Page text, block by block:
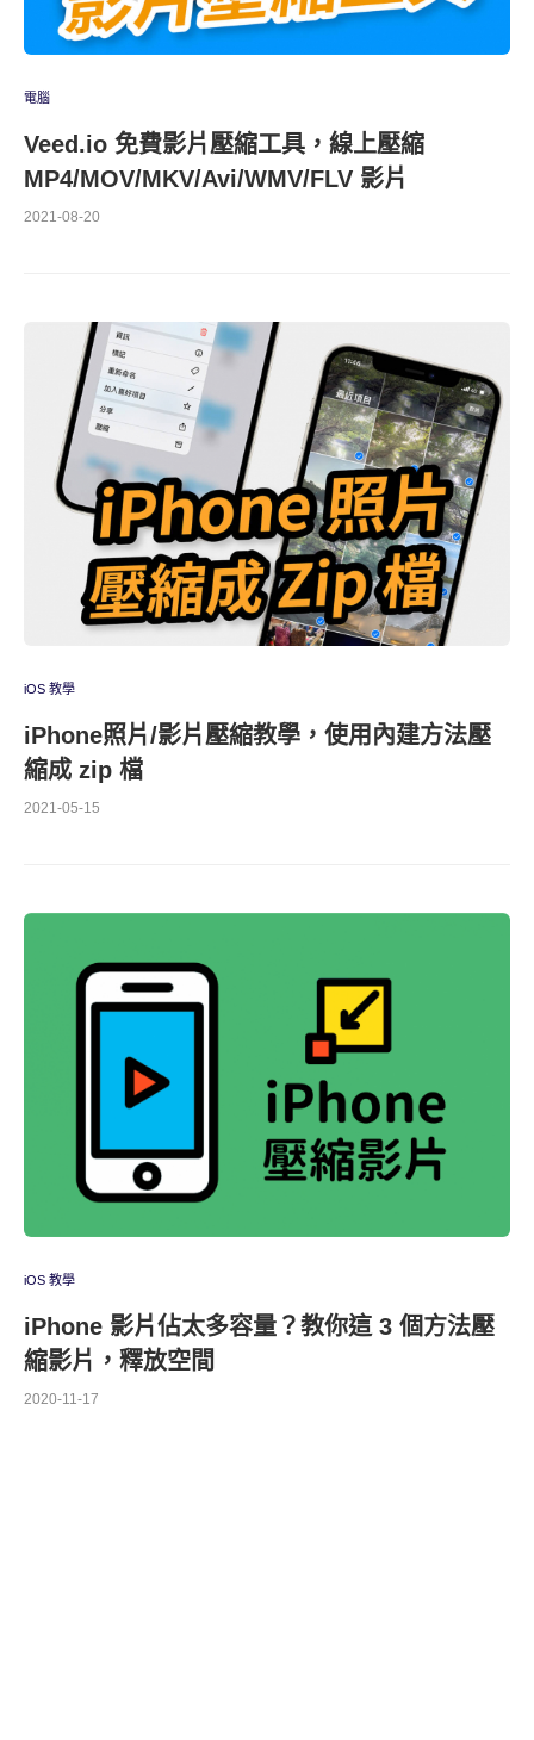
電腦
Veed.io 免費影片壓縮工具，線上壓縮
MP4/MOV/MKV/Avi/WMV/FLV 影片
2021-08-20
iOS 教學
iPhone照片/影片壓縮教學，使用內建方法壓
縮成 zip 檔
2021-05-15
iOS 教學
iPhone 影片佔太多容量？教你這 3 個方法壓
縮影片，釋放空間
2020-11-17